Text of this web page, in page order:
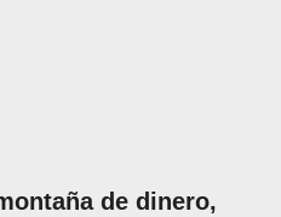
de dinero,